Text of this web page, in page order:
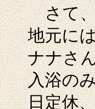
さて、
地元に
ナナさ
入浴の
日定休